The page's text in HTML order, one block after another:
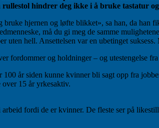
hindrer deg ikke i å bruke tastatur
hjernen og løfte blikket», sa han, da
må du gi meg de samme
hell. Ansettelsen var en ubetinget
fordommer og holdninger – og utestengelse
år siden kunne kvinner bli sagt opp fra
over 15 år yrkesaktiv.
fordi de er kvinner. De fleste ser på